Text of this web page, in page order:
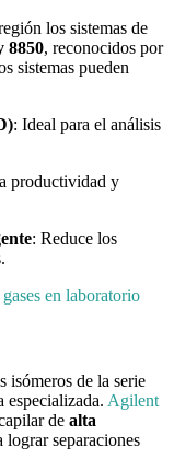
los sistemas de
8850, reconocidos por
sistemas pueden
: Ideal para el análisis
productividad y
: Reduce los
isómeros de la serie
especializada. Agilent
de alta
lograr separaciones